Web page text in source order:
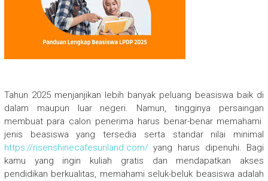
Tahun 2025 menjanjikan lebih banyak peluang beasiswa baik di
dalam maupun luar negeri. Namun, tingginya persaingan
membuat para calon penerima harus benar-benar memahami
jenis beasiswa yang tersedia serta standar nilai minimal
https://risenshinecafesunland.com/yang harus dipenuhi. Bagi
kamu yang ingin kuliah gratis dan mendapatkan akses
pendidikan berkualitas, memahami seluk-beluk beasiswa adalah